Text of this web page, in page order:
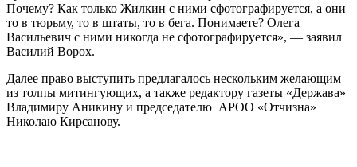
Почему? Как только Жилкин с ними сфотографируется, а они
то в тюрьму, то в штаты, то в бега. Понимаете? Олега
Васильевич с ними никогда не сфотографируется», — заявил
Василий Ворох.
Далее право выступить предлагалось нескольким желающим
из толпы митингующих, а также редактору газеты «Держава»
Владимиру Аникину и председателю АРОО «Отчизна»
Николаю Кирсанову.